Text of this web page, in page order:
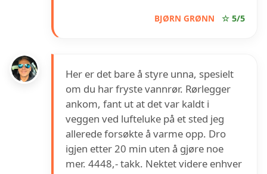
BJØRN GRØNN ☆ 5/5
Her er det bare å styre unna, spesielt
om du har fryste vannrør. Rørlegger
ankom, fant ut at det var kaldt i
veggen ved lufteluke på et sted jeg
allerede forsøkte å varme opp. Dro
igjen etter 20 min uten å gjøre noe
mer. 4448,- takk. Nektet videre enhver